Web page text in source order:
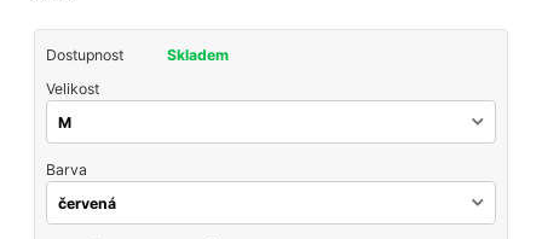
Dostupnost
Skladem
Velikost
Barva